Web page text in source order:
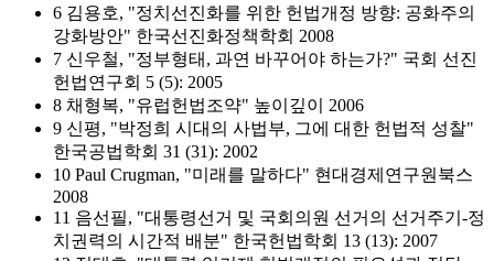
6 김용호, "정치선진화를 위한 헌법개정 방향: 공화주의
강화방안" 한국선진화정책학회 2008
7 신우철, "정부형태, 과연 바꾸어야 하는가?" 국회 선진
헌법연구회 5 (5): 2005
8 채형복, "유럽헌법조약" 높이깊이 2006
9 신평, "박정희 시대의 사법부, 그에 대한 헌법적 성찰"
한국공법학회 31 (31): 2002
10 Paul Crugman, "미래를 말하다" 현대경제연구원북스
2008
11 음선필, "대통령선거 및 국회의원 선거의 선거주기-정
치권력의 시간적 배분" 한국헌법학회 13 (13): 2007